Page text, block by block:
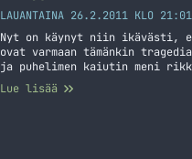
LAUANTAINA 26.2.2011 KLO 21:01
Nyt on käynyt niin ikävästi,
ovat varmaan tämänkin
ja puhelimen kaiutin meni
mitään. Muutenhan puhelin
huoltoonhan tämä piti
Lue lisää